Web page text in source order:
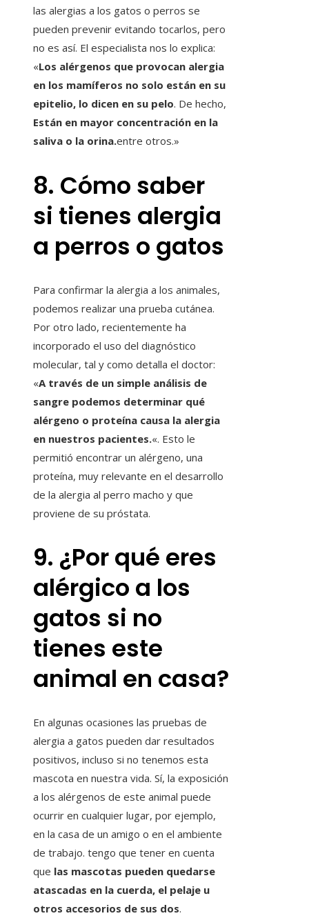
las alergias a los gatos o perros se
pueden prevenir evitando tocarlos, pero
no es así. El especialista nos lo explica:
«Los alérgenos que provocan alergia
en los mamíferos no solo están en su
epitelio, lo dicen en su pelo. De hecho,
Están en mayor concentración en la
saliva o la orina.entre otros.»
8. Cómo saber
si tienes alergia
a perros o gatos
Para confirmar la alergia a los animales,
podemos realizar una prueba cutánea.
Por otro lado, recientemente ha
incorporado el uso del diagnóstico
molecular, tal y como detalla el doctor:
«A través de un simple análisis de
sangre podemos determinar qué
alérgeno o proteína causa la alergia
en nuestros pacientes.«. Esto le
permitió encontrar un alérgeno, una
proteína, muy relevante en el desarrollo
de la alergia al perro macho y que
proviene de su próstata.
9. ¿Por qué eres
alérgico a los
gatos si no
tienes este
animal en casa?
En algunas ocasiones las pruebas de
alergia a gatos pueden dar resultados
positivos, incluso si no tenemos esta
mascota en nuestra vida. Sí, la exposición
a los alérgenos de este animal puede
ocurrir en cualquier lugar, por ejemplo,
en la casa de un amigo o en el ambiente
de trabajo. tengo que tener en cuenta
que las mascotas pueden quedarse
atascadas en la cuerda, el pelaje u
otros accesorios de sus dos.